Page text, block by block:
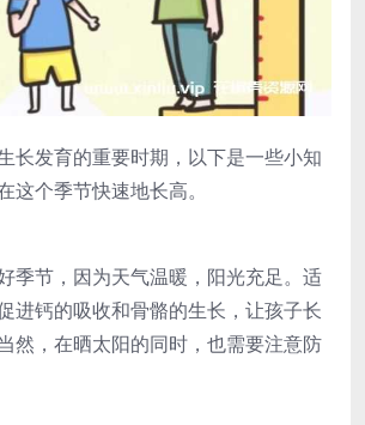
长发育的重要时期，以下是一些小知
这个季节快速地长高。
季节，因为天气温暖，阳光充足。适
进钙的吸收和骨骼的生长，让孩子长
然，在晒太阳的同时，也需要注意防